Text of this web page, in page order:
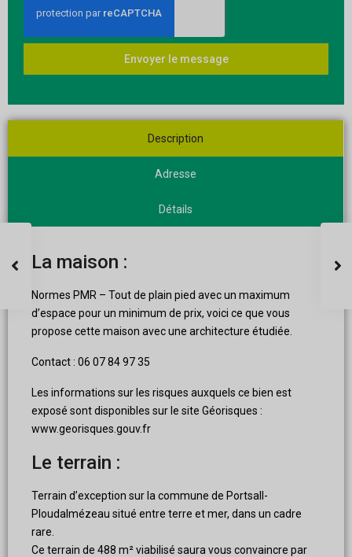
Envoyer le message
Description
Adresse
Détails
La maison :
Normes PMR – Tout de plain pied avec un maximum
d’espace pour un minimum de prix, voici ce que vous
propose cette maison avec une architecture étudiée.
Contact : 06 07 84 97 35
Les informations sur les risques auxquels ce bien est
exposé sont disponibles sur le site Géorisques :
www.georisques.gouv.fr
Le terrain :
Terrain d’exception sur la commune de Portsall-
Ploudalmézeau situé entre terre et mer, dans un cadre
rare.
Ce terrain de 488 m² viabilisé saura vous convaincre par